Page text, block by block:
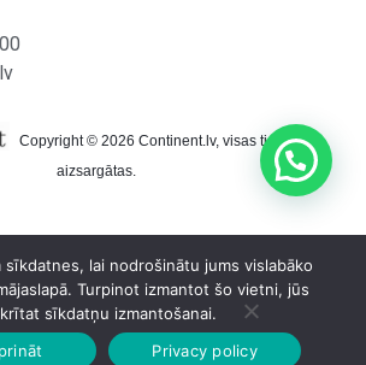
Copyright © 2026 Continent.lv, visas tiesības
aizsargātas.
Veikalā Grozs
sīkdatnes, lai nodrošinātu jums vislabāko
Turpinot izmantot šo vietni, jūs
sīkdatņu izmantošanai.
Privacy policy